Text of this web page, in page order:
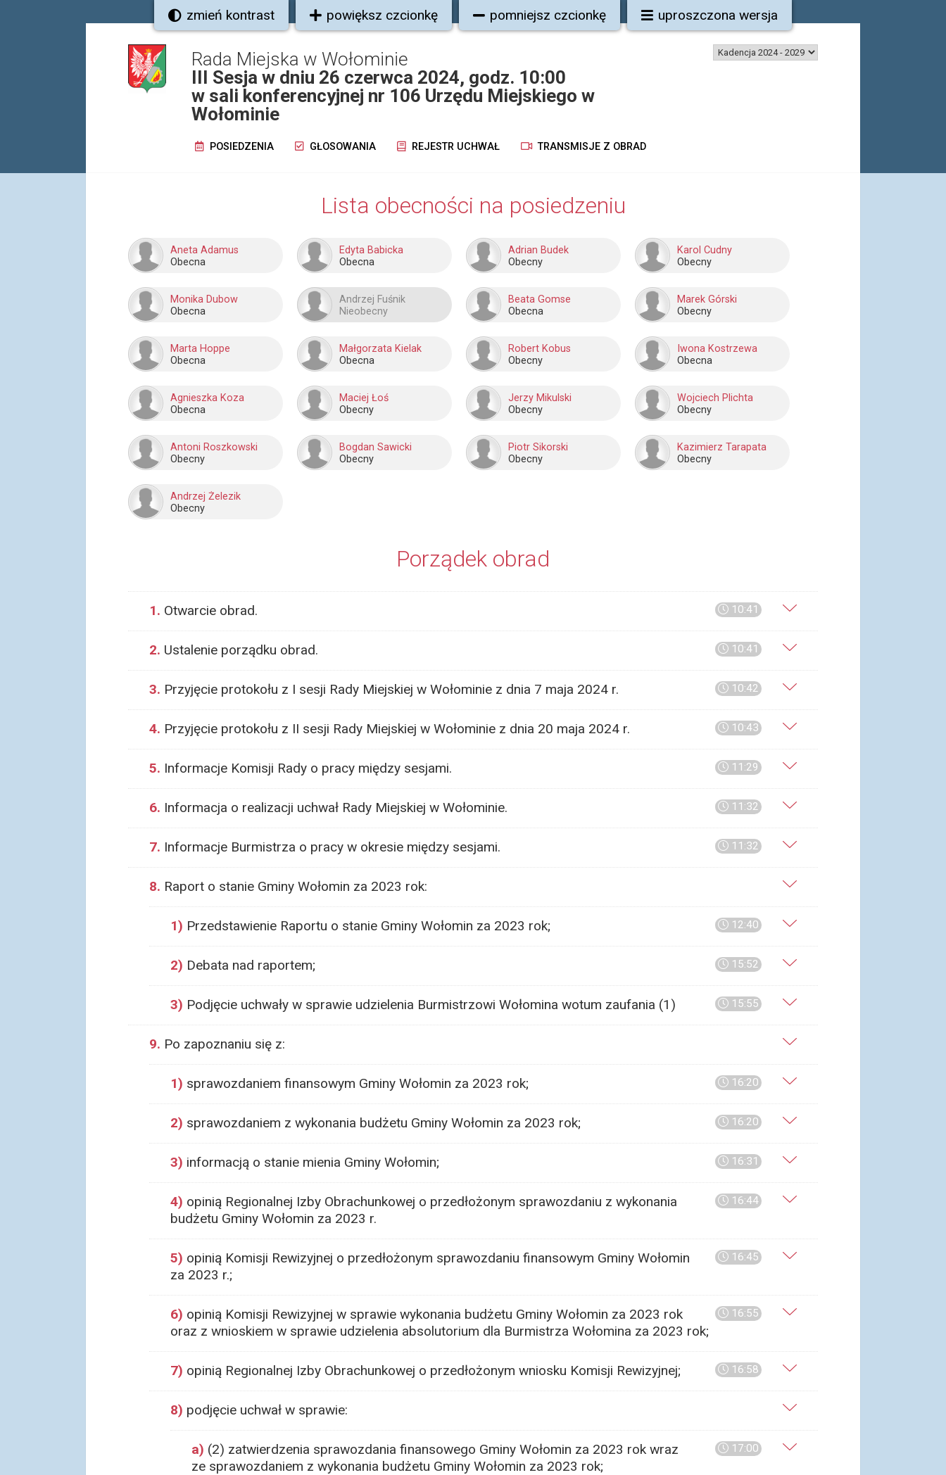
zmień kontrast powiększ czcionkę pomniejsz czcionkę uproszczona wersja
Rada Miejska w Wołominie
III Sesja w dniu 26 czerwca 2024, godz. 10:00
w sali konferencyjnej nr 106 Urzędu Miejskiego w
Wołominie
POSIEDZENIA GŁOSOWANIA REJESTR UCHWAŁ TRANSMISJE Z OBRAD
Lista obecności na posiedzeniu
Aneta Adamus
Obecna
Edyta Babicka
Obecna
Adrian Budek
Obecny
Karol Cudny
Obecny
Monika Dubow
Obecna
Andrzej Fuśnik
Nieobecny
Beata Gomse
Obecna
Marek Górski
Obecny
Marta Hoppe
Obecna
Małgorzata Kielak
Obecna
Robert Kobus
Obecny
Iwona Kostrzewa
Obecna
Agnieszka Koza
Obecna
Maciej Łoś
Obecny
Jerzy Mikulski
Obecny
Wojciech Plichta
Obecny
Antoni Roszkowski
Obecny
Bogdan Sawicki
Obecny
Piotr Sikorski
Obecny
Kazimierz Tarapata
Obecny
Andrzej Żelezik
Obecny
Porządek obrad
10:41
1. Otwarcie obrad.
10:41
2. Ustalenie porządku obrad.
10:42
3. Przyjęcie protokołu z I sesji Rady Miejskiej w Wołominie z dnia 7 maja 2024 r.
10:43
4. Przyjęcie protokołu z II sesji Rady Miejskiej w Wołominie z dnia 20 maja 2024 r.
11:29
5. Informacje Komisji Rady o pracy między sesjami.
11:32
6. Informacja o realizacji uchwał Rady Miejskiej w Wołominie.
11:32
7. Informacje Burmistrza o pracy w okresie między sesjami.
8. Raport o stanie Gminy Wołomin za 2023 rok:
12:40
1) Przedstawienie Raportu o stanie Gminy Wołomin za 2023 rok;
15:52
2) Debata nad raportem;
15:55
3) Podjęcie uchwały w sprawie udzielenia Burmistrzowi Wołomina wotum zaufania (1)
9. Po zapoznaniu się z:
16:20
1) sprawozdaniem finansowym Gminy Wołomin za 2023 rok;
16:20
2) sprawozdaniem z wykonania budżetu Gminy Wołomin za 2023 rok;
16:31
3) informacją o stanie mienia Gminy Wołomin;
16:44
4) opinią Regionalnej Izby Obrachunkowej o przedłożonym sprawozdaniu z wykonania
budżetu Gminy Wołomin za 2023 r.
16:45
5) opinią Komisji Rewizyjnej o przedłożonym sprawozdaniu finansowym Gminy Wołomin
za 2023 r.;
16:55
6) opinią Komisji Rewizyjnej w sprawie wykonania budżetu Gminy Wołomin za 2023 rok
oraz z wnioskiem w sprawie udzielenia absolutorium dla Burmistrza Wołomina za 2023 rok;
16:58
7) opinią Regionalnej Izby Obrachunkowej o przedłożonym wniosku Komisji Rewizyjnej;
8) podjęcie uchwał w sprawie:
17:00
a) (2) zatwierdzenia sprawozdania finansowego Gminy Wołomin za 2023 rok wraz
ze sprawozdaniem z wykonania budżetu Gminy Wołomin za 2023 rok;